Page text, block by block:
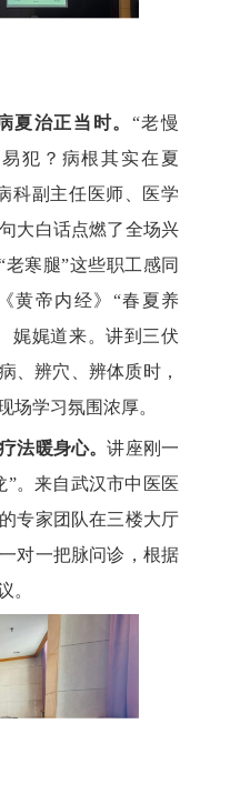
夏治正当时。 “老慢
犯？病根其实在夏
科副主任医师、医学
大白话点燃了全场兴
老寒腿”这些职工感同
黄帝内经》“春夏养
娓娓道来。讲到三伏
、辨穴、辨体质时，
场学习氛围浓厚。
法暖身心。讲座刚一
”。来自武汉市中医医
专家团队在三楼大厅
对一把脉问诊，根据
。